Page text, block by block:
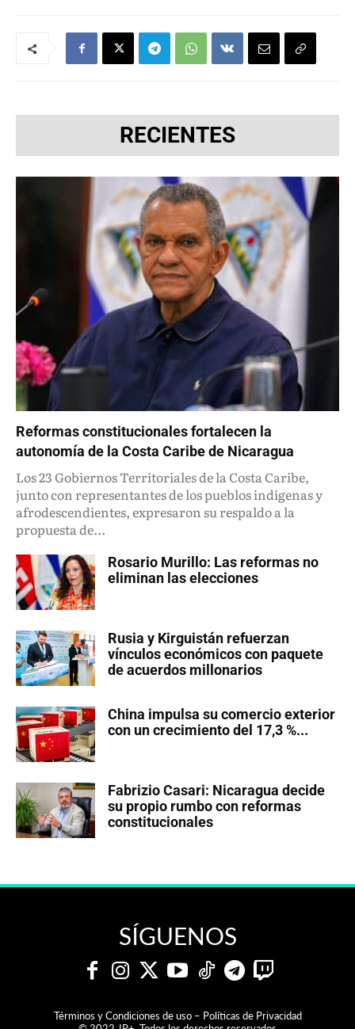
RECIENTES
Reformas constitucionales fortalecen la
autonomía de la Costa Caribe de Nicaragua
Los 23 Gobiernos Territoriales de la Costa Caribe,
junto con representantes de los pueblos indígenas y
afrodescendientes, expresaron su respaldo a la
propuesta de...
Rosario Murillo: Las reformas no
eliminan las elecciones
Rusia y Kirguistán refuerzan
vínculos económicos con paquete
de acuerdos millonarios
China impulsa su comercio exterior
con un crecimiento del 17,3 %...
Fabrizio Casari: Nicaragua decide
su propio rumbo con reformas
constitucionales
SÍGUENOS
Términos y Condiciones de uso – Políticas de Privacidad